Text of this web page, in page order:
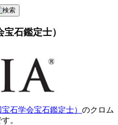
石鑑定士）
石学会宝石鑑定士） のクロム
。